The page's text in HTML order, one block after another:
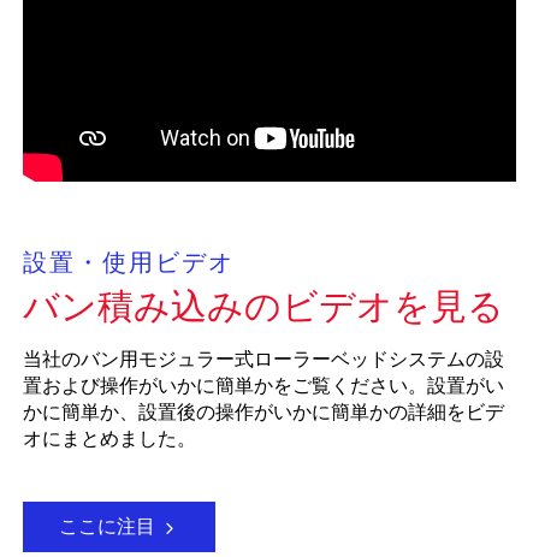
設置・使用ビデオ
バン積み込みのビデオを見る
当社のバン用モジュラー式ローラーベッドシステムの設
置および操作がいかに簡単かをご覧ください。設置がい
かに簡単か、設置後の操作がいかに簡単かの詳細をビデ
オにまとめました。
ここに注目